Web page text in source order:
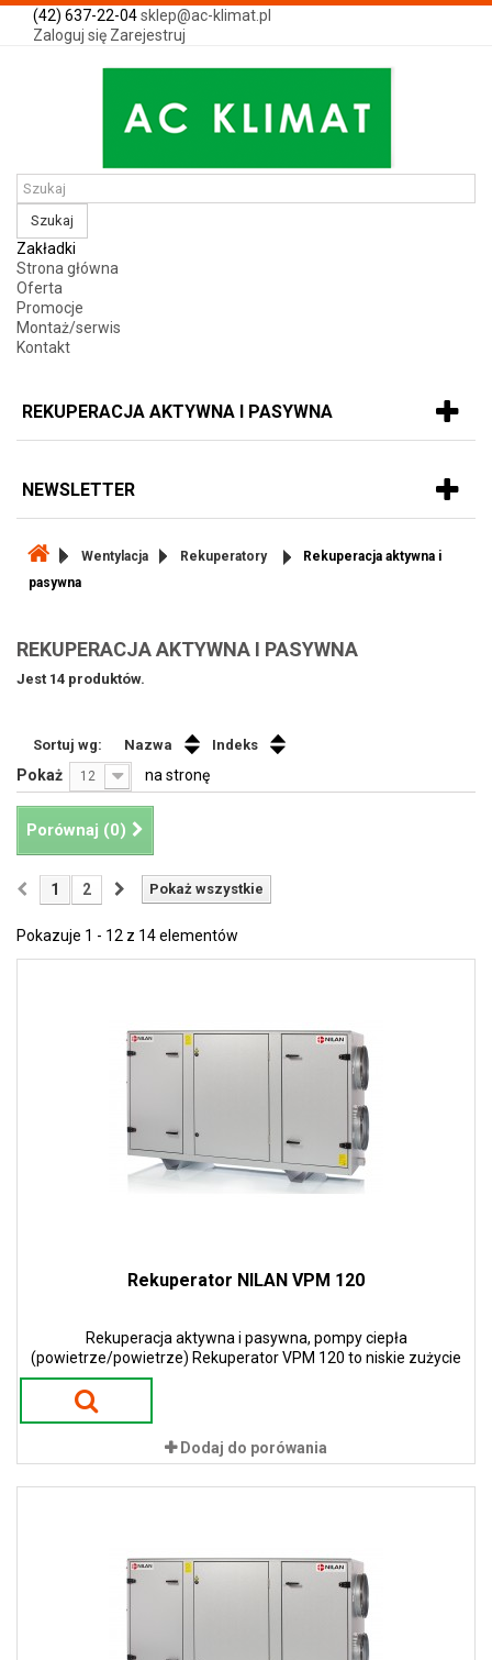
(42) 637-22-04sklep@ac-klimat.pl
Zaloguj się Zarejestruj
Szukaj
Zakładki
Strona główna
Oferta
Promocje
Montaż/serwis
Kontakt
REKUPERACJA AKTYWNA I PASYWNA
NEWSLETTER
Wentylacja Rekuperatory
Rekuperacja aktywna i
pasywna
REKUPERACJA AKTYWNA I PASYWNA
Jest 14 produktów.
Sortuj wg: Nazwa Indeks
Pokaż 12 na stronę
Porównaj (0)
Pokaż wszystkie
1 2
Pokazuje 1 - 12 z 14 elementów
Rekuperator NILAN VPM 120
Rekuperacja aktywna i pasywna, pompy ciepła
(powietrze/powietrze) Rekuperator VPM 120 to niskie zużycie
energii i niskie koszty eksploatacji. Zastosowanie pomp ciepła w
urządzeniach gwarantuje 100 % sprawności w procesie odzysku
ciepła. To przekłada się na ogromne oszczędności energii i tym
samym niskie koszty eksploatacji.
Dodaj do porówania